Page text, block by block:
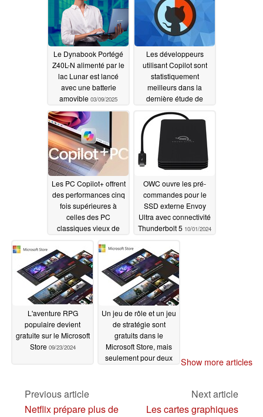
Le Dynabook Portégé
Z40L-N alimenté par le
lac Lunar est lancé
avec une batterie
amovible 03/09/2025
Les développeurs
utilisant Copilot sont
statistiquement
meilleurs dans la
dernière étude de
11/20/2024
Les PC Copilot+ offrent
des performances cinq
fois supérieures à
celles des PC
classiques vieux de
OWC ouvre les pré-
commandes pour le
SSD externe Envoy
Ultra avec connectivité
Thunderbolt 5 10/01/2024
L'aventure RPG
populaire devient
gratuite sur le Microsoft
Store 09/23/2024
Un jeu de rôle et un jeu
de stratégie sont
gratuits dans le
Microsoft Store, mais
seulement pour deux
Show more articles
Previous article
Netflix prépare plus de
Next article
Les cartes graphiques